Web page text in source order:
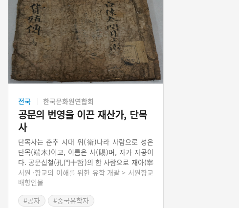
전국 한국문화원연합회
공문의 번영을 이끈 재산가, 단목
사
단목사는 춘추 시대 위(衛)나라 사람으로 성은
단목(端木)이고, 이름은 사(賜)며, 자가 자공이
다. 공문십철(孔門十哲)의 한 사람으로 재아(宰
我)와 더불어 언변에 뛰어났다고 한다. 그는 언
변으로 외교술에 두각을 나타냈다. 단목사는 이
재가(理財家)로서도 알려져 수천 금(金)의 재산
을 모았다. 공문(孔門)의 번영은 그의 경제적 원
서원 ·향교의 이해를 위한 유학 개괄 > 서원향교
배향인물
#공자
#중국유학자